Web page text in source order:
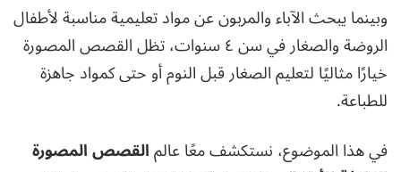
وبينما يبحث الآباء والمربون عن مواد تعليمية مناسبة لأطفال
الروضة والصغار في سن ٤ سنوات، تظل القصص المصورة
خيارًا مثاليًا لتعليم الصغار قبل النوم أو حتى كمواد جاهزة
للطباعة.
في هذا الموضوع، نستكشف معًا عالمالقصص المصورة